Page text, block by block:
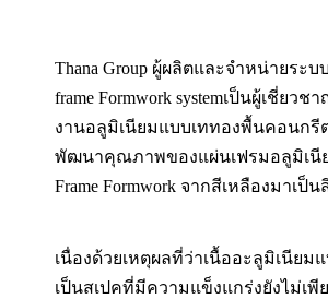
Thana Group ผู้ผลิตและจำหน่ายระบ
frame Formwork systemเป็นผู้เชี่ยวช
งานอลูมิเนียมแบบเททองพื้นคอนกรี
พัฒนาคุณภาพของแผ่นเฟรมอลูมิเนีย
Frame Formwork จากสีเหลืองมาเป็
เนื่องด้วยเหตุผลที่ว่าเนื้ออะลูมิเนียม
เป็นสเปคที่มีความแข็งแกร่งยังไม่เพี